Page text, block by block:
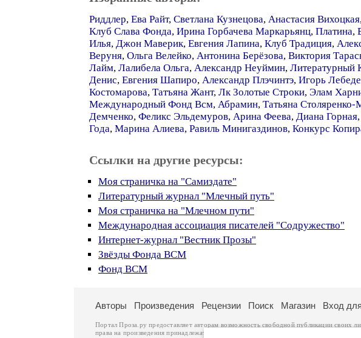
Риддлер, Ева Райт, Светлана Кузнецова, Анастасия Вихоцкая
Клуб Слава Фонда, Ирина Горбачева Маркарьянц, Платина,
Илья, Джон Маверик, Евгения Лапина, Клуб Традиция,
Веруня, Ольга Велейко, Антонина Берёзова, Виктория
Лайм, Лалибела Ольга, Александр Неуймин, Литературный
Денис, Евгения Шапиро, Александр Плэчинтэ, Игорь
Костомарова, Татъяна Жант, Лк Золотые Строки, Элам
Международный Фонд Всм, Абрамин, Татьяна Столяренко-
Демченко, Феликс Эльдемуров, Арина Феева, Диана Горная,
Года, Марина Алиева, Равиль Минигаздинов, Конкурс
Ссылки на другие ресурсы:
Моя страничка на "Самиздате"
Литературный журнал "Млечный путь"
Моя страничка на "Млечном пути"
Международная ассоциация писателей "Содружество"
Интернет-журнал "Вестник Прозы"
Звёзды Фонда ВСМ
Фонд ВСМ
Авторы Произведения Рецензии Поиск Магазин Вход
Портал Проза.ру предоставляет авторам возможность свободной публикации своих
права на произведения принадлежат авторам и охраняются
. Перепечатка